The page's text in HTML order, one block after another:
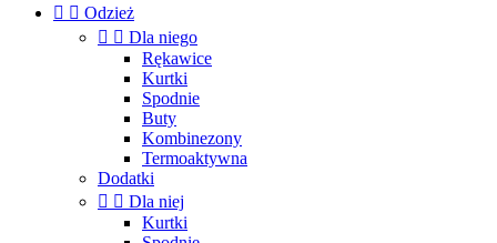
  Odzież
  Dla niego
Rękawice
Kurtki
Spodnie
Buty
Kombinezony
Termoaktywna
Dodatki
  Dla niej
Kurtki